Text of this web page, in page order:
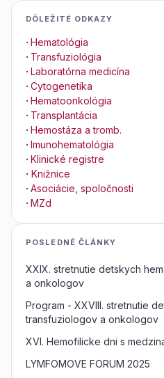
DÔLEŽITÉ ODKAZY
· Hematológia
· Transfuziológia
· Laboratórna medicína
· Cytogenetika
· Hematoonkológia
· Transplantácia
· Hemostáza a tromb.
· Imunohematológia
· Klinické registre
· Knižnice
· Asociácie, spoločnosti
· MZd
POSLEDNÉ ČLÁNKY
XXIX. stretnutie detskych
a onkologov
Program - XXVIII. stretnutie
transfuziologov a onkologov
XVI. Hemofilicke dni s
LYMFOMOVE FORUM 2025